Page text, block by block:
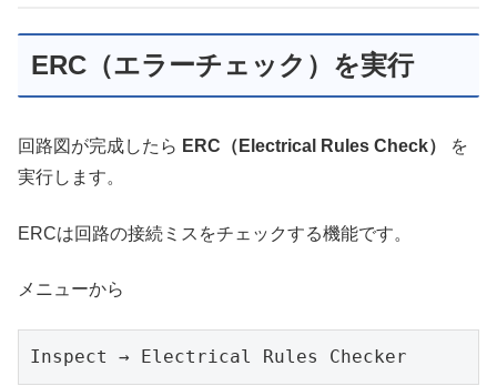
ERC（エラーチェック）を実行
回路図が完成したら ERC（Electrical Rules Check）
を
実行します。
ERCは回路の接続ミスをチェックする機能です。
メニューから
Inspect → Electrical Rules Checker